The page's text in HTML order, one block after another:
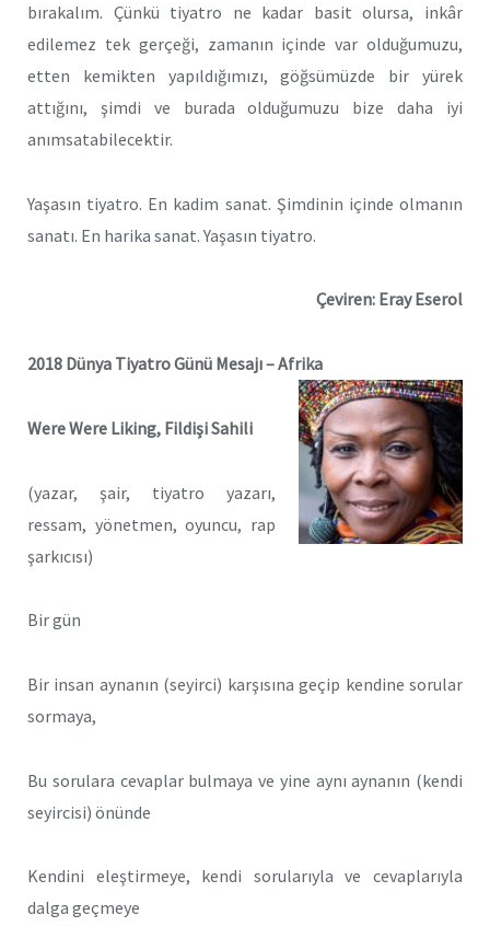
bırakalım. Çünkü tiyatro ne kadar basit olursa, inkâr
edilemez tek gerçeği, zamanın içinde var olduğumuzu,
etten kemikten yapıldığımızı, göğsümüzde bir yürek
attığını, şimdi ve burada olduğumuzu bize daha iyi
anımsatabilecektir.
Yaşasın tiyatro. En kadim sanat. Şimdinin içinde olmanın
sanatı. En harika sanat. Yaşasın tiyatro.
Çeviren: Eray Eserol
2018 Dünya Tiyatro Günü Mesajı – Afrika
Were Were Liking, Fildişi Sahili
(yazar, şair, tiyatro yazarı,
ressam, yönetmen, oyuncu, rap
şarkıcısı)
Bir gün
Bir insan aynanın (seyirci) karşısına geçip kendine sorular
sormaya,
Bu sorulara cevaplar bulmaya ve yine aynı aynanın (kendi
seyircisi) önünde
Kendini eleştirmeye, kendi sorularıyla ve cevaplarıyla
dalga geçmeye